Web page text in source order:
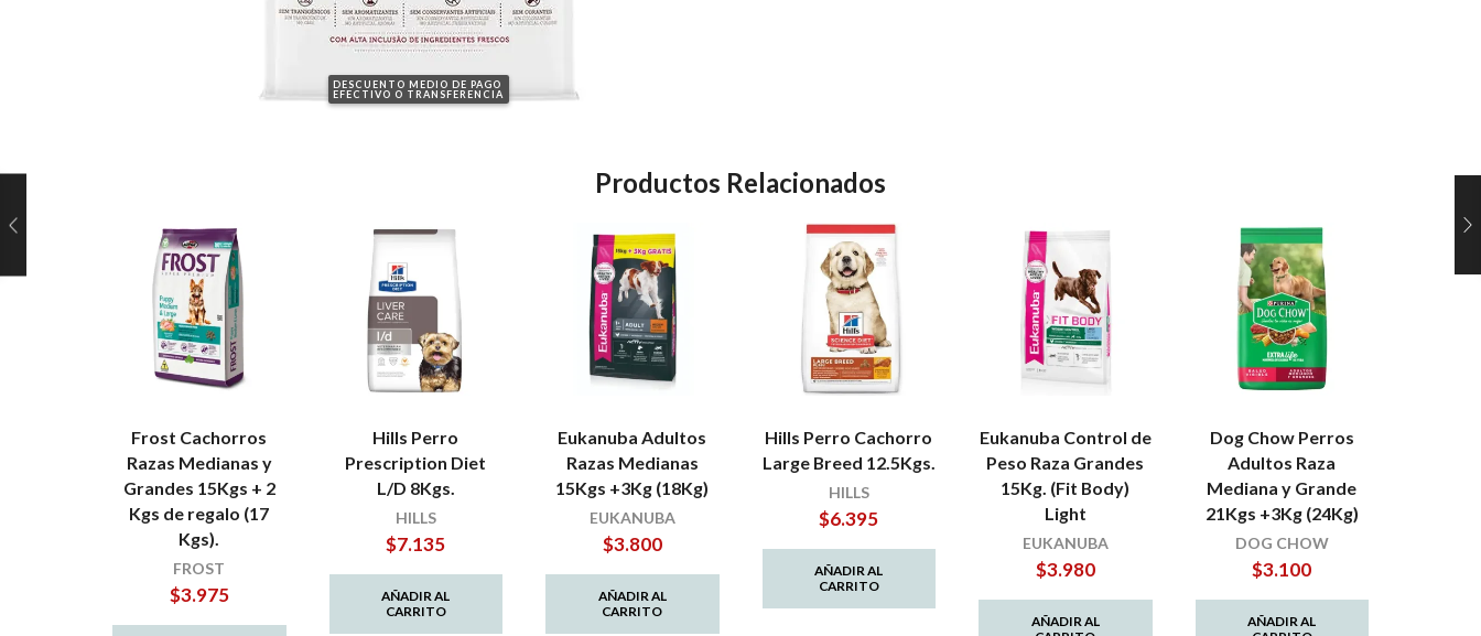
DESCUENTO MEDIO DE PAGO
EFECTIVO O TRANSFERENCIA
Productos Relacionados
Frost Cachorros
Razas Medianas y
Grandes 15Kgs + 2
Kgs de regalo (17
Kgs).
FROST
$3.975
Hills Perro
Prescription Diet
L/D 8Kgs.
HILLS
$7.135
AÑADIR AL
CARRITO
Eukanuba Adultos
Razas Medianas
15Kgs +3Kg (18Kg)
EUKANUBA
$3.800
AÑADIR AL
CARRITO
Hills Perro Cachorro
Large Breed 12.5Kgs.
HILLS
$6.395
AÑADIR AL
CARRITO
Eukanuba Control de
Peso Raza Grandes
15Kg. (Fit Body)
Light
EUKANUBA
$3.980
AÑADIR AL
Dog Chow Perros
Adultos Raza
Mediana y Grande
21Kgs +3Kg (24Kg)
DOG CHOW
$3.100
AÑADIR AL